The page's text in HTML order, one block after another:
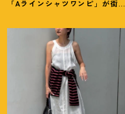
「Aラインシャツワンピ」が街で
さん